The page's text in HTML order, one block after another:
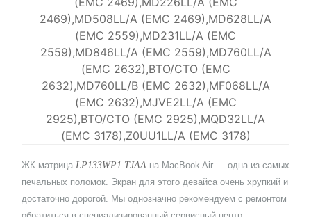
2469),MD508LL/A (EMC 2469),MD628LL/A
(EMC 2559),MD231LL/A (EMC
2559),MD846LL/A (EMC 2559),MD760LL/A
(EMC 2632),BTO/CTO (EMC
2632),MD760LL/B (EMC 2632),MF068LL/A
(EMC 2632),MJVE2LL/A (EMC
2925),BTO/CTO (EMC 2925),MQD32LL/A
(EMC 3178),Z0UU1LL/A (EMC 3178)
ЖК матрица LP133WP1 TJAA на MacBook Air — одна из самых
печальных поломок. Экран для этого девайса очень хрупкий и
достаточно дорогой. Мы однозначно рекомендуем с ремонтом